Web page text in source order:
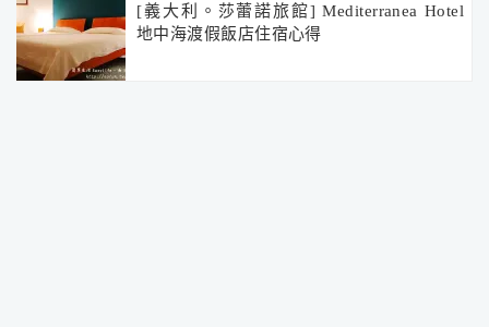
[義大利。莎蕾諾旅館] Mediterranea Hotel
地中海渡假飯店住宿心得